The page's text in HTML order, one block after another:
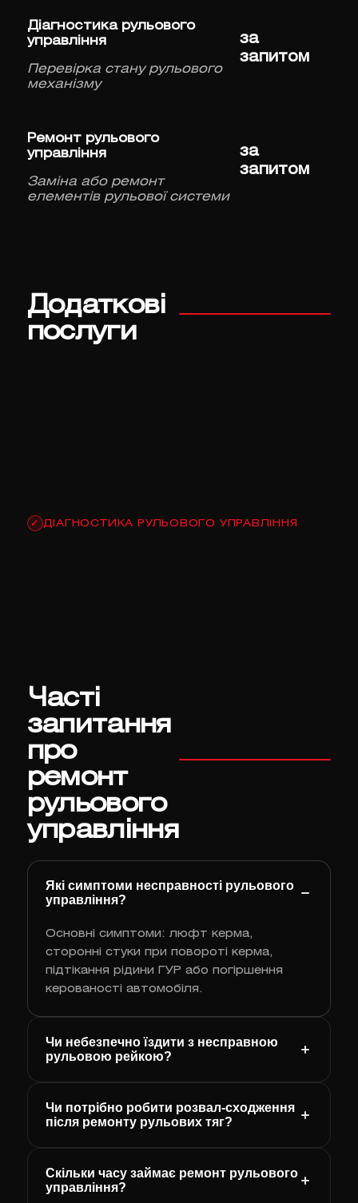
Діагностика рульового
управління
Перевірка стану рульового
механізму
за
запитом
Ремонт рульового
управління
Заміна або ремонт
елементів рульової системи
за
запитом
Додаткові
послуги
✓ ДІАГНОСТИКА РУЛЬОВОГО УПРАВЛІННЯ
Часті
запитання
про
ремонт
рульового
управління
Які симптоми несправності рульового
управління?
Основні симптоми: люфт керма,
сторонні стуки при повороті керма,
підтікання рідини ГУР або погіршення
керованості автомобіля.
Чи небезпечно їздити з несправною
рульовою рейкою?
Чи потрібно робити розвал-сходження
після ремонту рульових тяг?
Скільки часу займає ремонт рульового
управління?